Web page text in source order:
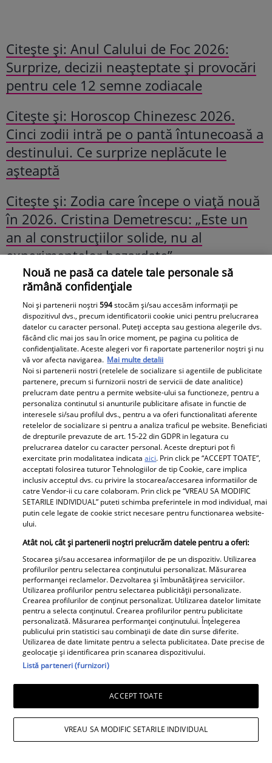
Citeşte şi: Anul Calului de Foc 2026:
Surprize, decizii neașteptate și provocări
pentru cele 12 semne zodiacale
Citeşte şi: Horoscop Chinezesc 2026.
Cinci zodii intră pe o pantă întunecoasă a
destinului. Ce surprize neplăcute le
așteaptă
Citeşte şi: Zodia care începe o viață nouă
în 2026. Cristina Demetrescu: „Este un
an al construcțiilor solide, nu al
experimentelor hazardate”
Horoscop zilnic Scorpion –
Previziuni pentru 18 mai
2026
Scorpion, ziua de 18 mai 2026 vine cu
revelații importante și o nevoie puternică
de transformare interioară. Astrele te
împing să privești sincer spre emoțiile pe
care le-ai ascuns sau ignorat în ultima
perioadă. Unele situații din trecut pot
reveni în atenția ta, nu pentru a te
destabiliza, ci pentru a închide definitiv
capitole care încă îți consumă energia.
Profesional, determinarea și
concentrarea ta sunt impresionante, însă
trebuie să fii atent la modul în care
comunici cu cei din jur. O informație
transmisă greșit poate crea tensiuni
inutile. Financiar, este o zi bună pentru
reevaluarea unor investiții sau planuri pe
termen lung. Intuiția îți oferă indicii
valoroase, dar nu ignora nici detaliile
practice. În dragoste, emoțiile devin
intense, iar sinceritatea poate apropia
două persoane mai mult decât orice
Nouă ne pasă ca datele tale personale să
rămână confidențiale
Noi și partenerii noștri594stocăm și/sau accesăm informații pe
dispozitivul dvs., precum identificatorii cookie unici pentru prelucrarea
datelor cu caracter personal. Puteți accepta sau gestiona alegerile dvs.
făcând clic mai jos sau în orice moment, pe pagina cu politica de
confidențialitate. Aceste alegeri vor fi raportate partenerilor noștri și nu
vă vor afecta navigarea. Mai multe detalii
Noi si partenerii nostri (retelele de socializare si agentiile de publicitate
partenere, precum si furnizorii nostri de servicii de date analitice)
prelucram date pentru a permite website-ului sa functioneze, pentru a
personaliza continutul si anunturile publicitare afisate in functie de
interesele si/sau profilul dvs., pentru a va oferi functionalitati aferente
retelelor de socializare si pentru a analiza traficul pe website. Beneficiati
de drepturile prevazute de art. 15-22 din GDPR in legatura cu
prelucrarea datelor cu caracter personal. Aceste drepturi pot fi
exercitate prin modalitatea indicataaici. Prin click pe “ACCEPT TOATE”,
acceptati folosirea tuturor Tehnologiilor de tip Cookie, care implica
inclusiv acceptul dvs. cu privire la stocarea/accesarea informatiilor de
catre Vendor-ii cu care colaboram. Prin click pe “VREAU SA MODIFIC
SETARILE INDIVIDUAL” puteti schimba preferintele in mod individual, mai
putin cele legate de cookie strict necesare pentru functionarea website-
ului.
Atât noi, cât și partenerii noștri prelucrăm datele pentru a oferi:
Stocarea și/sau accesarea informațiilor de pe un dispozitiv. Utilizarea
profilurilor pentru selectarea conținutului personalizat. Măsurarea
performanței reclamelor. Dezvoltarea și îmbunătățirea serviciilor.
Utilizarea profilurilor pentru selectarea publicității personalizate.
Crearea profilurilor de conținut personalizat. Utilizarea datelor limitate
pentru a selecta conținutul. Crearea profilurilor pentru publicitate
personalizată. Măsurarea performanței conținutului. Înțelegerea
publicului prin statistici sau combinații de date din surse diferite.
Utilizarea de date limitate pentru a selecta publicitatea. Date precise de
geolocație și identificarea prin scanarea dispozitivului.
Listă parteneri (furnizori)
ACCEPT TOATE
VREAU SA MODIFIC SETARILE INDIVIDUAL